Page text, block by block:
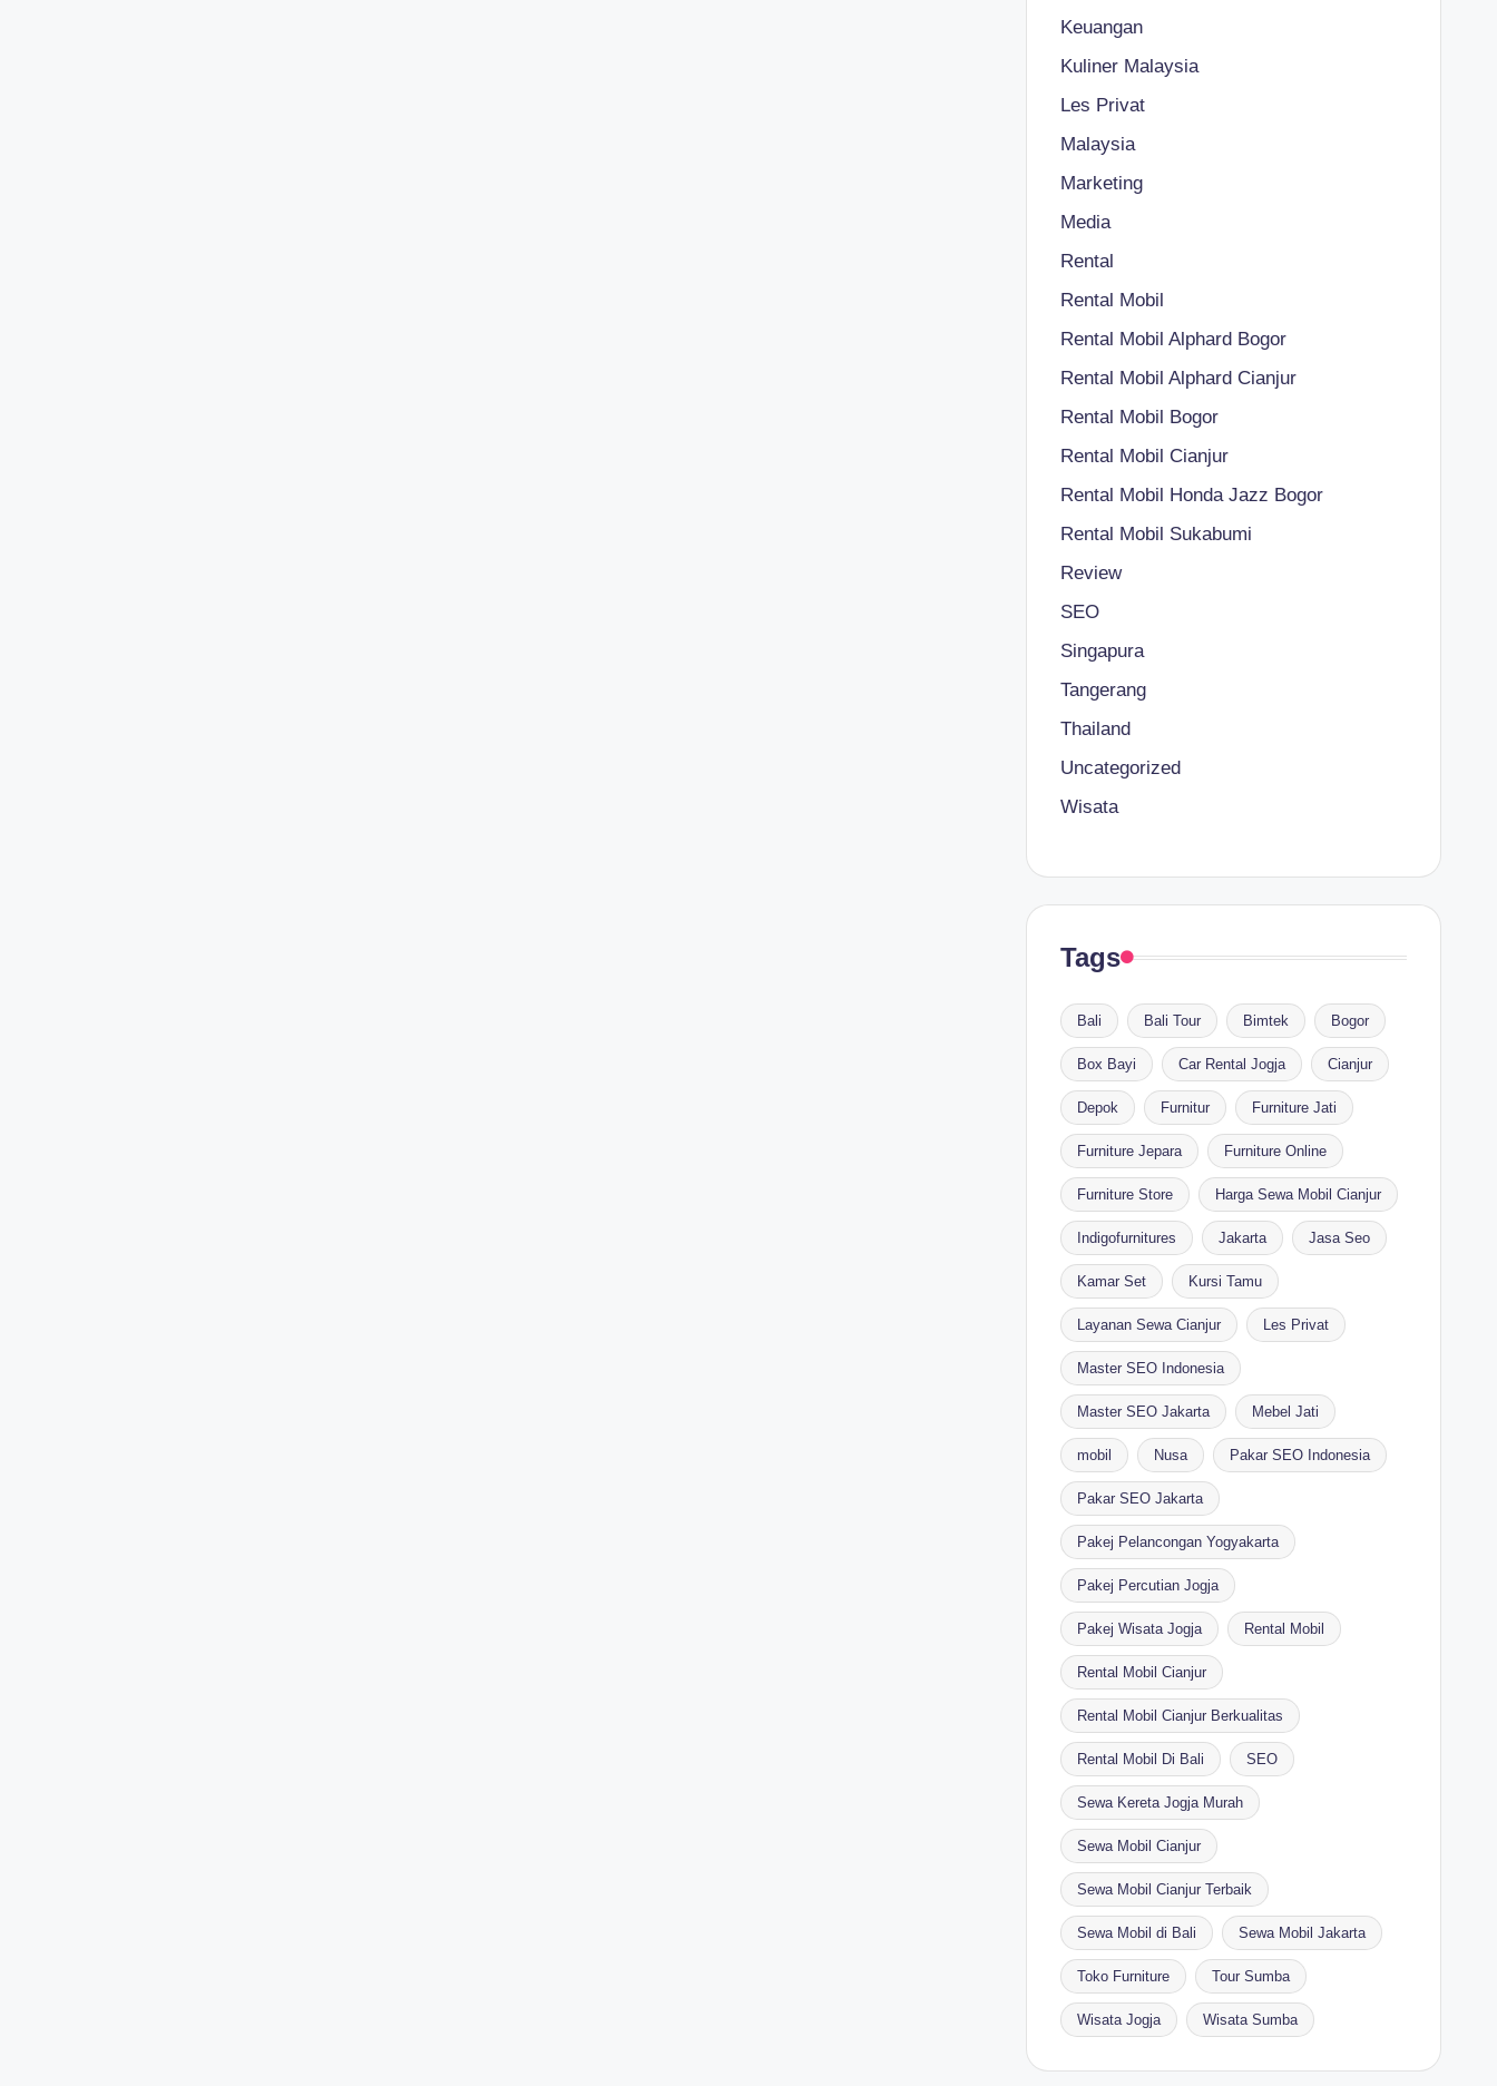
Keuangan
Kuliner Malaysia
Les Privat
Malaysia
Marketing
Media
Rental
Rental Mobil
Rental Mobil Alphard Bogor
Rental Mobil Alphard Cianjur
Rental Mobil Bogor
Rental Mobil Cianjur
Rental Mobil Honda Jazz Bogor
Rental Mobil Sukabumi
Review
SEO
Singapura
Tangerang
Thailand
Uncategorized
Wisata
Tags
Bali Bali Tour Bimtek Bogor
Box Bayi Car Rental Jogja Cianjur
Depok Furnitur Furniture Jati
Furniture Jepara Furniture Online
Furniture Store Harga Sewa Mobil Cianjur
Indigofurnitures Jakarta Jasa Seo
Kamar Set Kursi Tamu
Layanan Sewa Cianjur Les Privat
Master SEO Indonesia
Master SEO Jakarta Mebel Jati
mobil Nusa Pakar SEO Indonesia
Pakar SEO Jakarta
Pakej Pelancongan Yogyakarta
Pakej Percutian Jogja
Pakej Wisata Jogja Rental Mobil
Rental Mobil Cianjur
Rental Mobil Cianjur Berkualitas
Rental Mobil Di Bali SEO
Sewa Kereta Jogja Murah
Sewa Mobil Cianjur
Sewa Mobil Cianjur Terbaik
Sewa Mobil di Bali Sewa Mobil Jakarta
Toko Furniture Tour Sumba
Wisata Jogja Wisata Sumba